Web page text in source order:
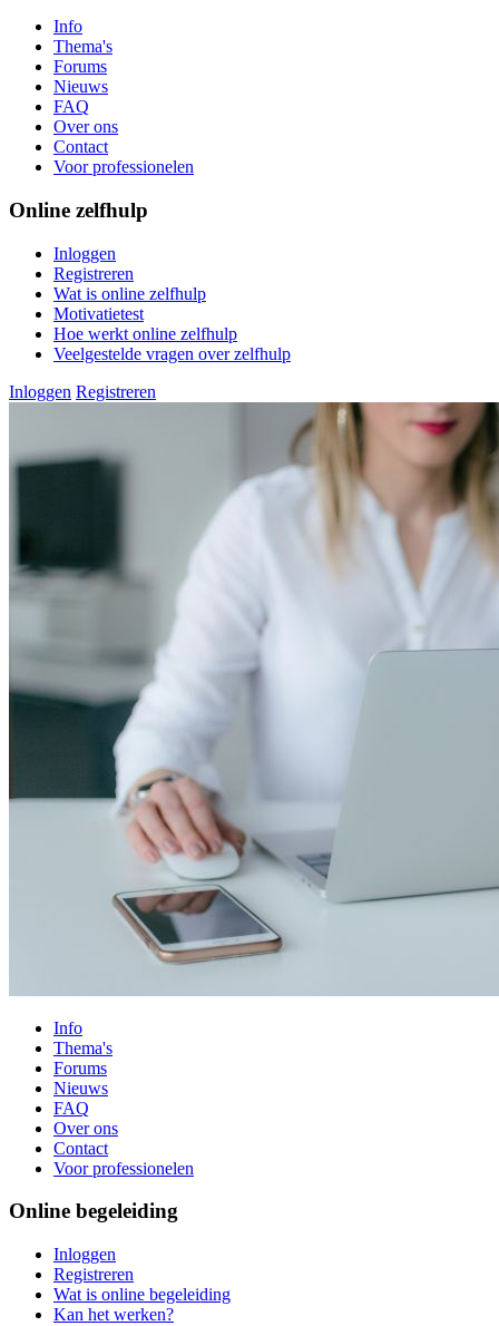
Info
Thema's
Forums
Nieuws
FAQ
Over ons
Contact
Voor professionelen
Online zelfhulp
Inloggen
Registreren
Wat is online zelfhulp
Motivatietest
Hoe werkt online zelfhulp
Veelgestelde vragen over zelfhulp
Inloggen Registreren
Info
Thema's
Forums
Nieuws
FAQ
Over ons
Contact
Voor professionelen
Online begeleiding
Inloggen
Registreren
Wat is online begeleiding
Kan het werken?